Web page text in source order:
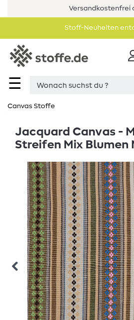
Versandkostenfrei
Stoff-Neuheiten
☰
Canvas Stoffe
Jacquard Canvas -
Streifen Mix Blumen